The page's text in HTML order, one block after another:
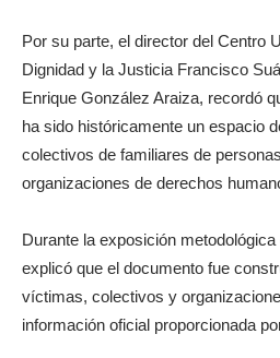
Por su parte, el director del Centro
Dignidad y la Justicia Francisco
Enrique González Araiza, recordó
ha sido históricamente un espacio
colectivos de familiares de
organizaciones de derechos
Durante la exposición
explicó que el documento fue
víctimas, colectivos y
información oficial proporcionada